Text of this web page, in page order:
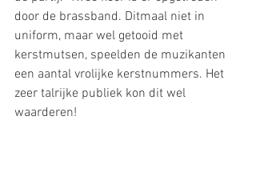
door de brassband. Ditmaal niet in
uniform, maar wel getooid met
kerstmutsen, speelden de muzikanten
een aantal vrolijke kerstnummers. Het
zeer talrijke publiek kon dit wel
waarderen!